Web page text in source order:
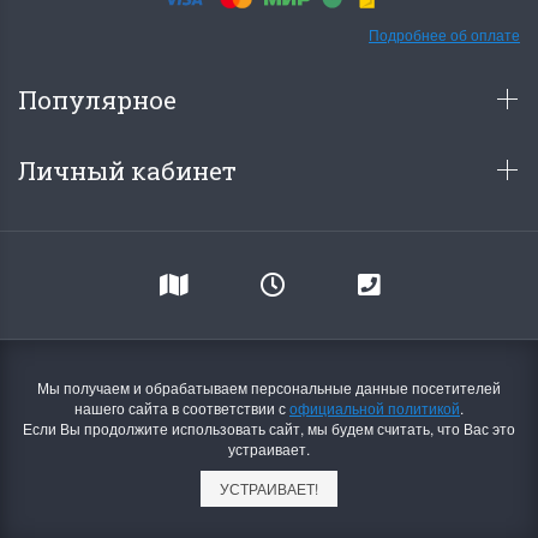
Подробнее об оплате
Популярное
Личный кабинет
Мы получаем и обрабатываем персональные данные посетителей
нашего сайта в соответствии софициальной политикой.
Если Вы продолжите использовать сайт, мы будем считать, что Вас это
устраивает.
УСТРАИВАЕТ!